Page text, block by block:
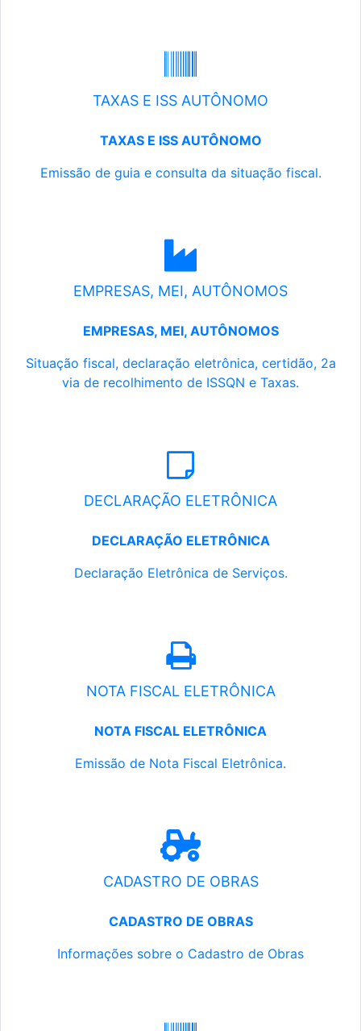
TAXAS E ISS AUTÔNOMO
TAXAS E ISS AUTÔNOMO
Emissão de guia e consulta da situação fiscal.
EMPRESAS, MEI, AUTÔNOMOS
EMPRESAS, MEI, AUTÔNOMOS
Situação fiscal, declaração eletrônica, certidão, 2a
via de recolhimento de ISSQN e Taxas.
DECLARAÇÃO ELETRÔNICA
DECLARAÇÃO ELETRÔNICA
Declaração Eletrônica de Serviços.
NOTA FISCAL ELETRÔNICA
NOTA FISCAL ELETRÔNICA
Emissão de Nota Fiscal Eletrônica.
CADASTRO DE OBRAS
CADASTRO DE OBRAS
Informações sobre o Cadastro de Obras